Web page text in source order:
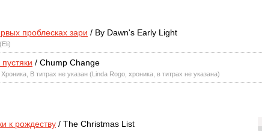
проблесках зари / By Dawn's Early Light
/ Chump Change
В титрах не указан (Linda Rogo, хроника, в титрах не указана)
к рождеству / The Christmas List